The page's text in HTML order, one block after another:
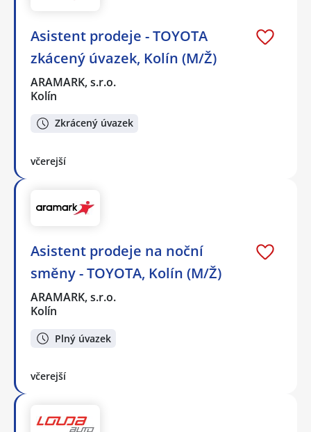
Asistent prodeje - TOYOTA
zkácený úvazek, Kolín (M/Ž)
ARAMARK, s.r.o.
Kolín
Zkrácený úvazek
včerejší
Asistent prodeje na noční
směny - TOYOTA, Kolín (M/Ž)
ARAMARK, s.r.o.
Kolín
Plný úvazek
včerejší